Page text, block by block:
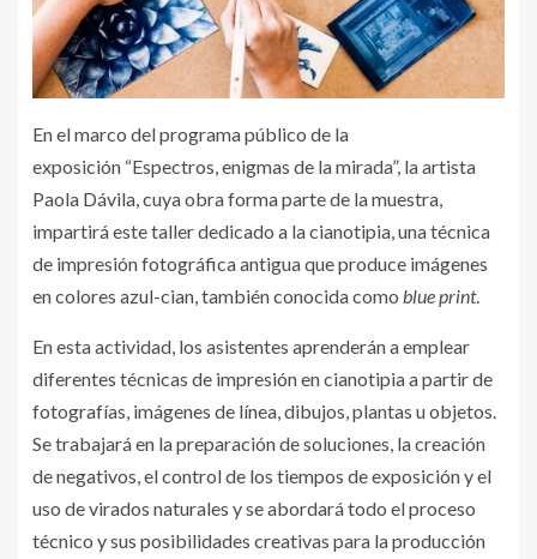
En el marco del programa público de la
exposición “Espectros, enigmas de la mirada”, la artista
Paola Dávila, cuya obra forma parte de la muestra,
impartirá este taller dedicado a la cianotipia, una técnica
de impresión fotográfica antigua que produce imágenes
en colores azul-cian, también conocida como blue print.
En esta actividad, los asistentes aprenderán a emplear
diferentes técnicas de impresión en cianotipia a partir de
fotografías, imágenes de línea, dibujos, plantas u objetos.
Se trabajará en la preparación de soluciones, la creación
de negativos, el control de los tiempos de exposición y el
uso de virados naturales y se abordará todo el proceso
técnico y sus posibilidades creativas para la producción